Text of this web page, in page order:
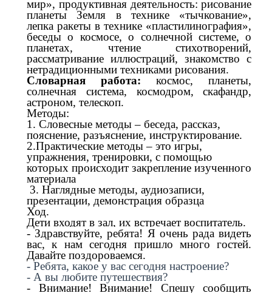
мир», продуктивная деятельность: рисование
планеты Земля в технике «тычкование»,
лепка ракеты в технике «пластилинография»,
беседы о космосе, о солнечной системе, о
планетах, чтение стихотворений,
рассматривание иллюстраций, знакомство с
нетрадиционными техниками рисования.
Словарная работа: космос, планеты,
солнечная система, космодром, скафандр,
астроном, телескоп.
Методы:
1. Словесные методы – беседа, рассказ,
пояснение, разъяснение, инструктирование.
2.Практические методы – это игры,
упражнения, тренировки, с помощью
которых происходит закрепление изученного
материала
3. Наглядные методы, аудиозаписи,
презентации, демонстрация образца
Ход.
Дети входят в зал, их встречает воспитатель.
- Здравствуйте, ребята! Я очень рада видеть
вас, к нам сегодня пришло много гостей.
Давайте поздороваемся.
- Ребята, какое у вас сегодня настроение?
- А вы любите путешествия?
- Внимание! Внимание! Спешу сообщить